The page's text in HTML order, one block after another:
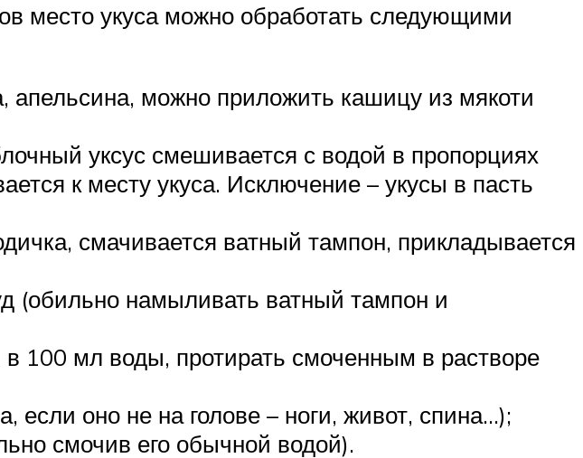
место укуса можно обработать следующими
апельсина, можно приложить кашицу из мякоти
уксус смешивается с водой в пропорциях
к месту укуса. Исключение – укусы в пасть
смачивается ватный тампон, прикладывается
(обильно намыливать ватный тампон и
в 100 мл воды, протирать смоченным в растворе
оно не на голове – ноги, живот, спина…);
смочив его обычной водой).